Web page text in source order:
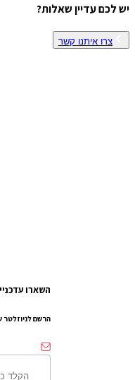
יש לכם עדיין שאלות?
צרו איתנו קשר
השארו
הרשם לניוזלטר